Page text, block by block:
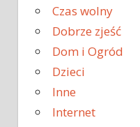
Czas wolny
Dobrze zjeść
Dom i Ogród
Dzieci
Inne
Internet